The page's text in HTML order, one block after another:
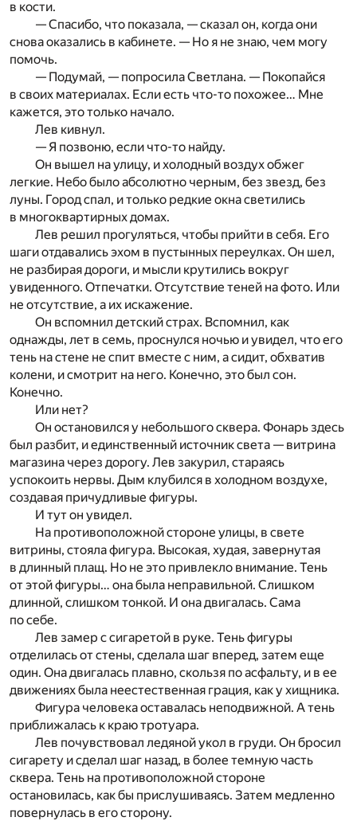
в кости.
— Спасибо, что показала, — сказал он, когда они
снова оказались в кабинете. — Но я не знаю, чем могу
помочь.
— Подумай, — попросила Светлана. — Покопайся
в своих материалах. Если есть что-то похожее… Мне
кажется, это только начало.
Лев кивнул.
— Я позвоню, если что-то найду.
Он вышел на улицу, и холодный воздух обжег
легкие. Небо было абсолютно черным, без звезд, без
луны. Город спал, и только редкие окна светились
в многоквартирных домах.
Лев решил прогуляться, чтобы прийти в себя. Его
шаги отдавались эхом в пустынных переулках. Он шел,
не разбирая дороги, и мысли крутились вокруг
увиденного. Отпечатки. Отсутствие теней на фото. Или
не отсутствие, а их искажение.
Он вспомнил детский страх. Вспомнил, как
однажды, лет в семь, проснулся ночью и увидел, что его
тень на стене не спит вместе с ним, а сидит, обхватив
колени, и смотрит на него. Конечно, это был сон.
Конечно.
Или нет?
Он остановился у небольшого сквера. Фонарь здесь
был разбит, и единственный источник света — витрина
магазина через дорогу. Лев закурил, стараясь
успокоить нервы. Дым клубился в холодном воздухе,
создавая причудливые фигуры.
И тут он увидел.
На противоположной стороне улицы, в свете
витрины, стояла фигура. Высокая, худая, завернутая
в длинный плащ. Но не это привлекло внимание. Тень
от этой фигуры… она была неправильной. Слишком
длинной, слишком тонкой. И она двигалась. Сама
по себе.
Лев замер с сигаретой в руке. Тень фигуры
отделилась от стены, сделала шаг вперед, затем еще
один. Она двигалась плавно, скользя по асфальту, и в ее
движениях была неестественная грация, как у хищника.
Фигура человека оставалась неподвижной. А тень
приближалась к краю тротуара.
Лев почувствовал ледяной укол в груди. Он бросил
сигарету и сделал шаг назад, в более темную часть
сквера. Тень на противоположной стороне
остановилась, как бы прислушиваясь. Затем медленно
повернулась в его сторону.